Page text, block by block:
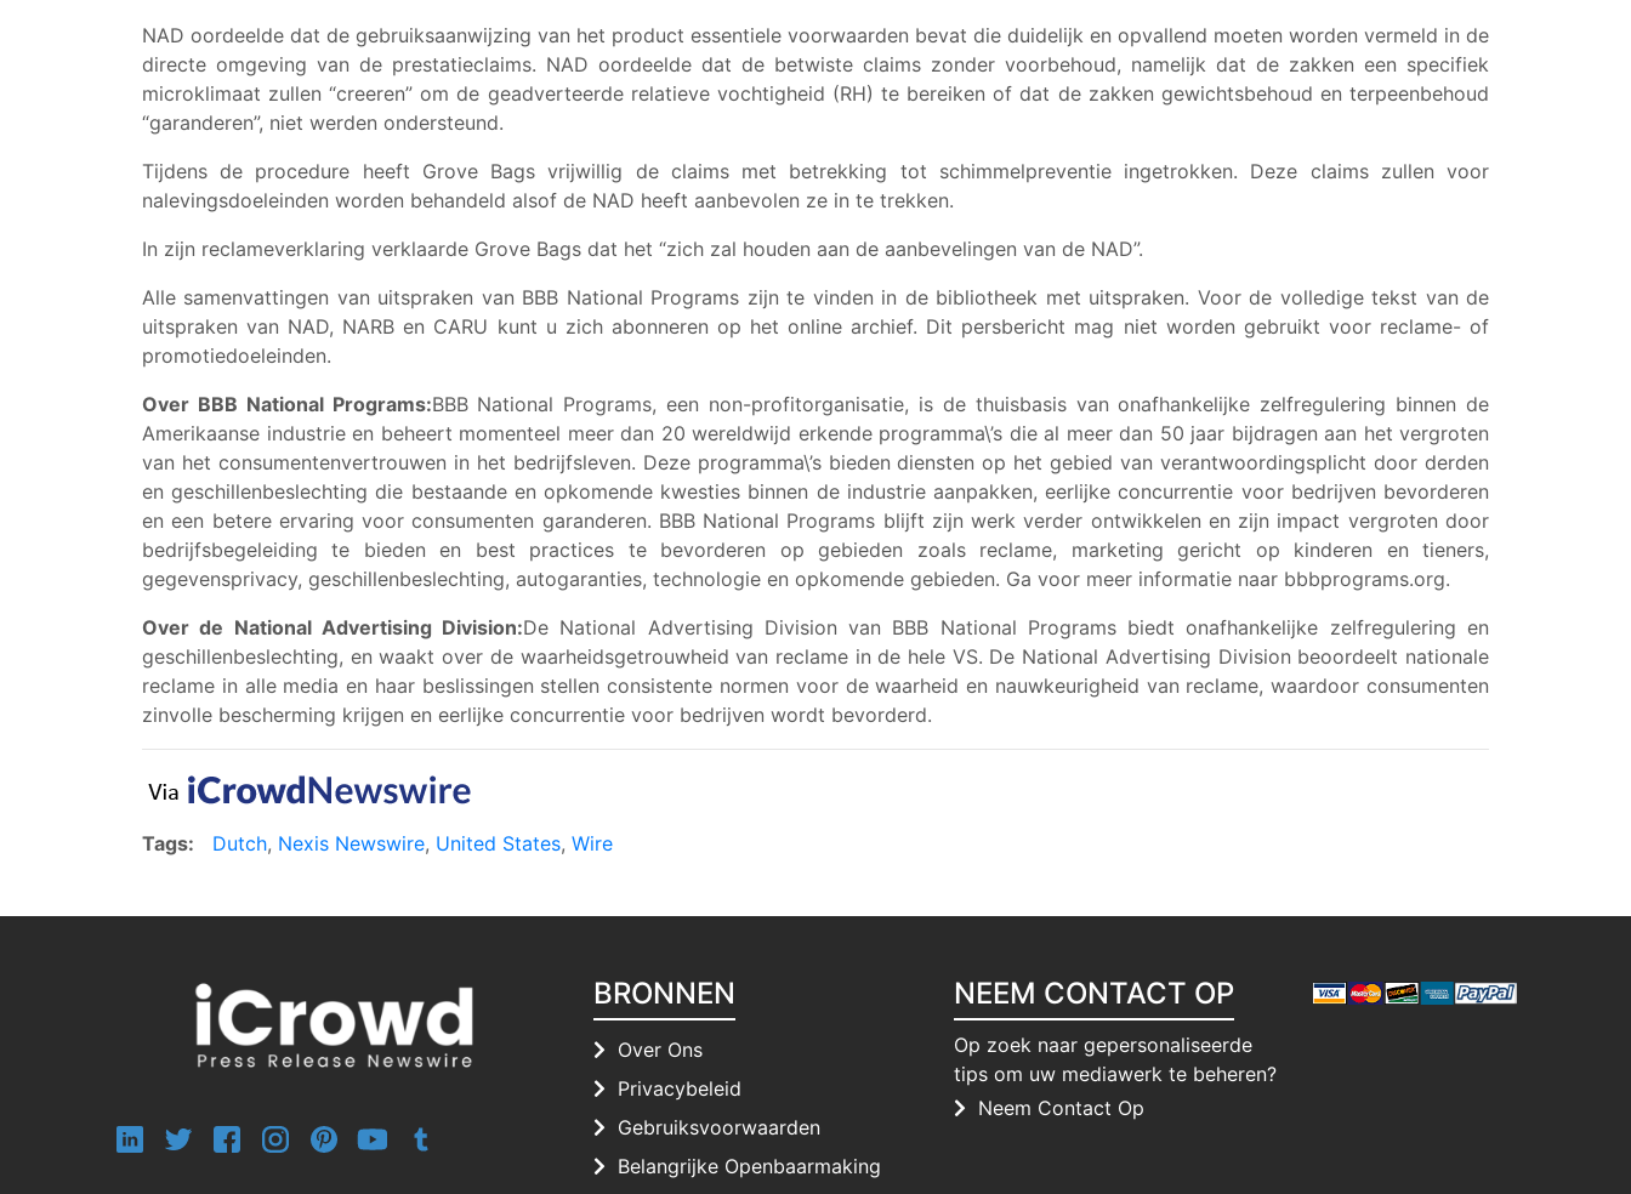
NAD oordeelde dat de gebruiksaanwijzing van het product essentiele voorwaarden bevat die duidelijk en opvallend moeten worden vermeld in de
directe omgeving van de prestatieclaims. NAD oordeelde dat de betwiste claims zonder voorbehoud, namelijk dat de zakken een specifiek
microklimaat zullen “creeren” om de geadverteerde relatieve vochtigheid (RH) te bereiken of dat de zakken gewichtsbehoud en terpeenbehoud
“garanderen”, niet werden ondersteund.
Tijdens de procedure heeft Grove Bags vrijwillig de claims met betrekking tot schimmelpreventie ingetrokken. Deze claims zullen voor
nalevingsdoeleinden worden behandeld alsof de NAD heeft aanbevolen ze in te trekken.
In zijn reclameverklaring verklaarde Grove Bags dat het “zich zal houden aan de aanbevelingen van de NAD”.
Alle samenvattingen van uitspraken van BBB National Programs zijn te vinden in de bibliotheek met uitspraken. Voor de volledige tekst van de
uitspraken van NAD, NARB en CARU kunt u zich abonneren op het online archief. Dit persbericht mag niet worden gebruikt voor reclame- of
promotiedoeleinden.
Over BBB National Programs:BBB National Programs, een non-profitorganisatie, is de thuisbasis van onafhankelijke zelfregulering binnen de
Amerikaanse industrie en beheert momenteel meer dan 20 wereldwijd erkende programma\’s die al meer dan 50 jaar bijdragen aan het vergroten
van het consumentenvertrouwen in het bedrijfsleven. Deze programma\’s bieden diensten op het gebied van verantwoordingsplicht door derden
en geschillenbeslechting die bestaande en opkomende kwesties binnen de industrie aanpakken, eerlijke concurrentie voor bedrijven bevorderen
en een betere ervaring voor consumenten garanderen. BBB National Programs blijft zijn werk verder ontwikkelen en zijn impact vergroten door
bedrijfsbegeleiding te bieden en best practices te bevorderen op gebieden zoals reclame, marketing gericht op kinderen en tieners,
gegevensprivacy, geschillenbeslechting, autogaranties, technologie en opkomende gebieden. Ga voor meer informatie naar bbbprograms.org.
Over de National Advertising Division:De National Advertising Division van BBB National Programs biedt onafhankelijke zelfregulering en
geschillenbeslechting, en waakt over de waarheidsgetrouwheid van reclame in de hele VS. De National Advertising Division beoordeelt nationale
reclame in alle media en haar beslissingen stellen consistente normen voor de waarheid en nauwkeurigheid van reclame, waardoor consumenten
zinvolle bescherming krijgen en eerlijke concurrentie voor bedrijven wordt bevorderd.
Tags: Dutch, Nexis Newswire, United States, Wire
BRONNEN
Over Ons
Privacybeleid
Gebruiksvoorwaarden
Belangrijke Openbaarmaking
NEEM CONTACT OP
Op zoek naar gepersonaliseerde
tips om uw mediawerk te beheren?
Neem Contact Op